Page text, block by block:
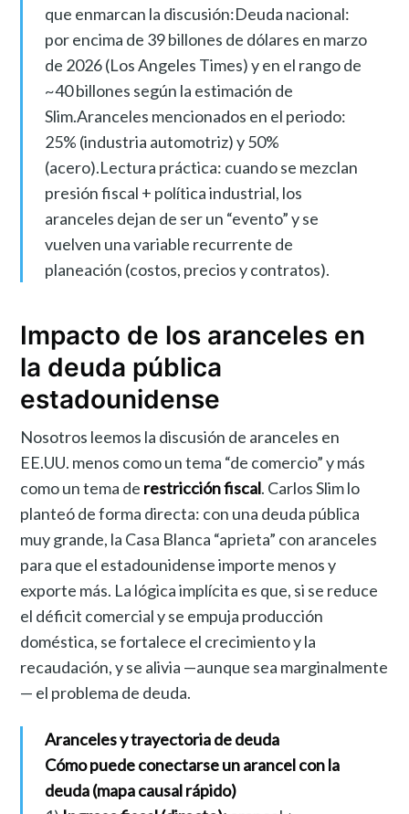
que enmarcan la discusión:Deuda nacional:
por encima de 39 billones de dólares en marzo
de 2026 (Los Angeles Times) y en el rango de
~40 billones según la estimación de
Slim.Aranceles mencionados en el periodo:
25% (industria automotriz) y 50%
(acero).Lectura práctica: cuando se mezclan
presión fiscal + política industrial, los
aranceles dejan de ser un “evento” y se
vuelven una variable recurrente de
planeación (costos, precios y contratos).
Impacto de los aranceles en
la deuda pública
estadounidense
Nosotros leemos la discusión de aranceles en
EE.UU. menos como un tema “de comercio” y más
como un tema de restricción fiscal. Carlos Slim lo
planteó de forma directa: con una deuda pública
muy grande, la Casa Blanca “aprieta” con aranceles
para que el estadounidense importe menos y
exporte más. La lógica implícita es que, si se reduce
el déficit comercial y se empuja producción
doméstica, se fortalece el crecimiento y la
recaudación, y se alivia —aunque sea marginalmente
— el problema de deuda.
Aranceles y trayectoria de deuda
Cómo puede conectarse un arancel con la
deuda (mapa causal rápido)